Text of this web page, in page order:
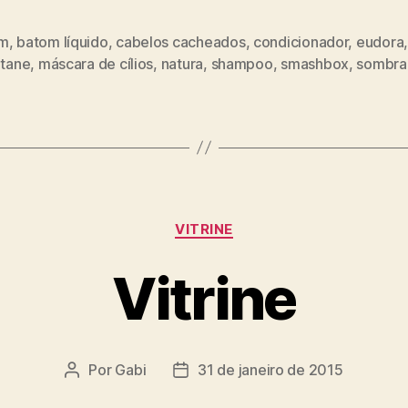
, batom líquido, cabelos cacheados, condicionador, eudora,
, máscara de cílios, natura, shampoo, smashbox, sombra
Categorias
VITRINE
Vitrine
Autor
Por Gabi
Data31 de janeiro de 2015